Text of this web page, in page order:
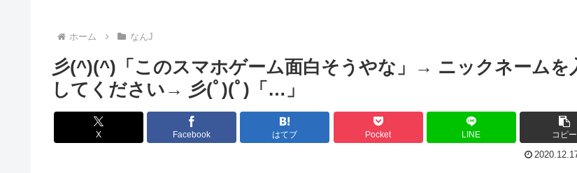
ウクライナ、ついに力尽きる
韓国人の対日好感度が過去最高に、「ノージャパン」は終わっ...
高市洋一「アメリカで経済学を学んだ。MMT信者じゃありま...
【衝撃】「え、これカバー曲だったの！？」って知って驚いた...
海外「ディズニ
韓国人「韓国サッ
「味方のふりをし
みいちゃん作者
高市総書記に逆
ヒロアカ見たら
ホーム なんJ
彡(^)(^)「このスマホゲーム面白そうやな」→ ニックネームを
してください→ 彡(ﾟ)(ﾟ)「…」
X Facebook はてブ Pocket LINE コピー